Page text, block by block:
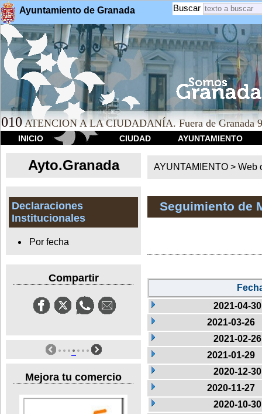
Ayuntamiento de Granada Buscar
010 ATENCION A LA CIUDADANÍA. Fuera de Granada
INICIO CIUDAD AYUNTAMIENTO
Ayto.Granada
Declaraciones
Institucionales
Por fecha
Compartir
Mejora tu comercio
AYUNTAMIENTO > Web
Seguimiento de
2021-04-30
2021-03-26
2021-02-26
2021-01-29
2020-12-30
2020-11-27
2020-10-30